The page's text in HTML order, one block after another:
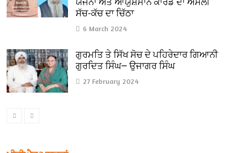
ਸੱਚ-ਕੱਚ ਦਾ ਚਿੱਠਾ
6 March 2024
ਗੁਰਮਤਿ ਤੇ ਸਿੱਖ ਸੋਚ ਦੇ ਪਹਿਰੇਦਾਰ ਗਿਆਨੀ
ਗੁਰਦਿਤ ਸਿੰਘ— ਉਜਾਗਰ ਸਿੰਘ
27 February 2024